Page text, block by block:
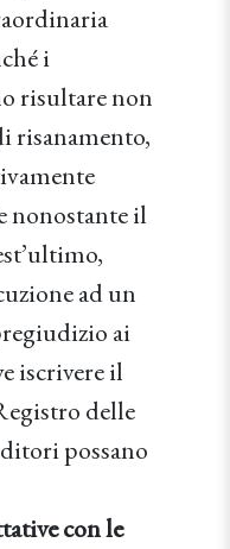
i
risultare non
risanamento,
nonostante il
ad un
ai
iscrivere il
delle
possano
con le